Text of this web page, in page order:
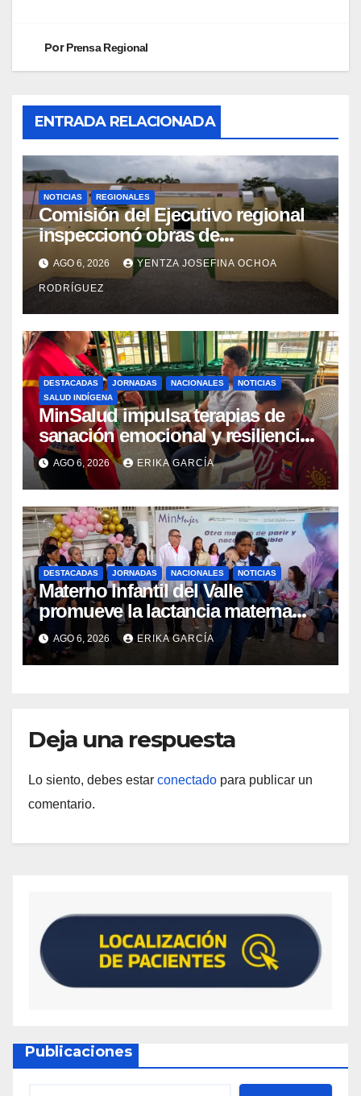
PorPrensa Regional
ENTRADA RELACIONADA
NOTICIAS REGIONALES
Comisión del Ejecutivo regional
inspeccionó obras de
recuperación en la Maternidad
Integral Aragua
AGO 6, 2026 YENTZA JOSEFINA OCHOA
RODRÍGUEZ
DESTACADAS JORNADAS NACIONALES
NOTICIAS
SALUD INDÍGENA
MinSalud impulsa terapias de
sanación emocional y resiliencia
post-sismo junto a comunidades
indígenas en Caracas
AGO 6, 2026 ERIKA GARCÍA
DESTACADAS JORNADAS NACIONALES NOTICIAS
Materno Infantil del Valle
promueve la lactancia materna
como un inicio sostenible para la
vida
AGO 6, 2026 ERIKA GARCÍA
Deja una respuesta
Lo siento, debes estar conectado para publicar un
comentario.
Publicaciones